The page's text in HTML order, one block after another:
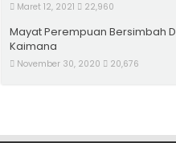
Maret 12, 2021 22,960
Mayat Perempuan Bersimbah
Kaimana
November 30, 2020 20,676